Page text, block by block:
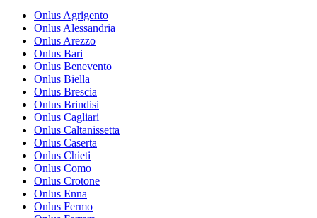
Onlus Agrigento
Onlus Alessandria
Onlus Arezzo
Onlus Bari
Onlus Benevento
Onlus Biella
Onlus Brescia
Onlus Brindisi
Onlus Cagliari
Onlus Caltanissetta
Onlus Caserta
Onlus Chieti
Onlus Como
Onlus Crotone
Onlus Enna
Onlus Fermo